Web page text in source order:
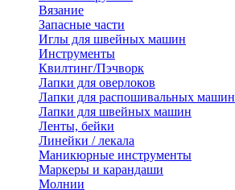
Вязание
Запасные части
Иглы для швейных машин
Инструменты
Квилтинг/Пэчворк
Лапки для оверлоков
Лапки для распошивальных машин
Лапки для швейных машин
Ленты, бейки
Линейки / лекала
Маникюрные инструменты
Маркеры и карандаши
Молнии